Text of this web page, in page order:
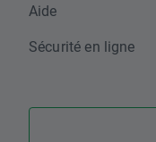
Aide
Sécurité en ligne